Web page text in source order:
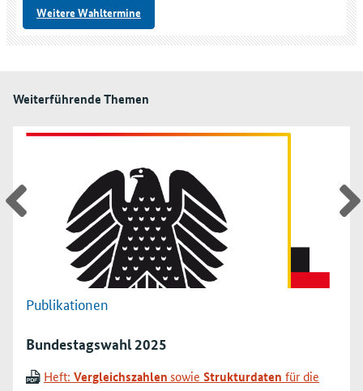
Weitere Wahltermine
Weiterführende Themen
Publikationen
Bundestagswahl 2025
Heft: Vergleichszahlensowie Strukturdaten für die